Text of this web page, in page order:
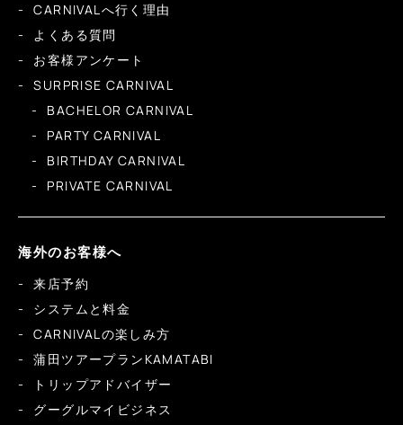
CARNIVALへ行く理由
よくある質問
お客様アンケート
SURPRISE CARNIVAL
BACHELOR CARNIVAL
PARTY CARNIVAL
BIRTHDAY CARNIVAL
PRIVATE CARNIVAL
海外のお客様へ
来店予約
システムと料金
CARNIVALの楽しみ方
蒲田ツアープランKAMATABI
トリップアドバイザー
グーグルマイビジネス